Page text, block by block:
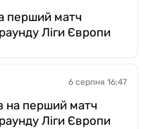
перший матч
Ліги Європи
6 серпня 16:47
на перший матч
Ліги Європи